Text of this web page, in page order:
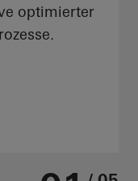
optimierter